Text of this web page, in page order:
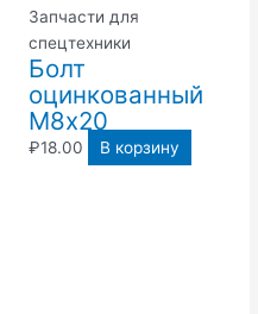
Запчасти для
спецтехники
Болт
оцинкованный
М8х20
₽18.00 В корзину